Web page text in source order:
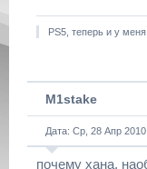
PS5, теперь и у меня
M1stake
Дата: Ср, 28 Апр
почему хана,